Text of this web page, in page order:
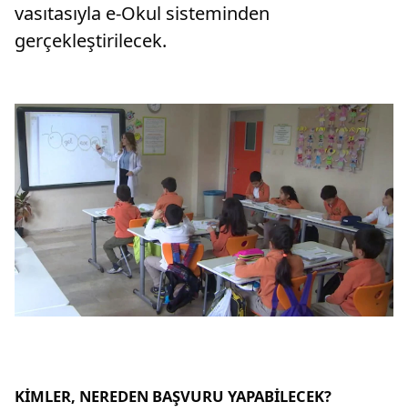
vasıtasıyla e-Okul sisteminden
gerçekleştirilecek.
KİMLER, NEREDEN BAŞVURU YAPABİLECEK?